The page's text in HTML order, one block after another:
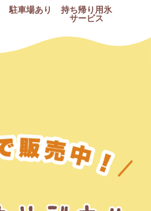
駐車場あり 持ち帰り用氷
サービス